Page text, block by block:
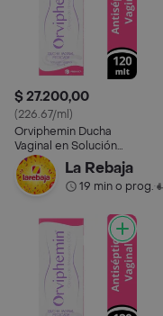
$ 27.200,00
(226.67/ml)
Orviphemin Ducha
Vaginal en Solución
(0.05%) 120 mLLa Rebaja
19 min o prog.•